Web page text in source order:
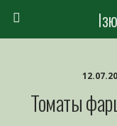
Томаты